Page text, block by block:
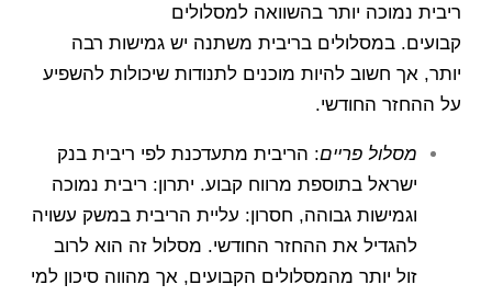
ריבית נמוכה יותר בהשוואה למסלולים
קבועים. במסלולים בריבית משתנה יש גמישות רבה
יותר, אך חשוב להיות מוכנים לתנודות שיכולות להשפיע
על ההחזר החודשי.
מסלול פריים: הריבית מתעדכנת לפי ריבית בנק
ישראל בתוספת מרווח קבוע. יתרון: ריבית נמוכה
וגמישות גבוהה, חסרון: עליית הריבית במשק עשויה
להגדיל את ההחזר החודשי. מסלול זה הוא לרוב
זול יותר מהמסלולים הקבועים, אך מהווה סיכון למי